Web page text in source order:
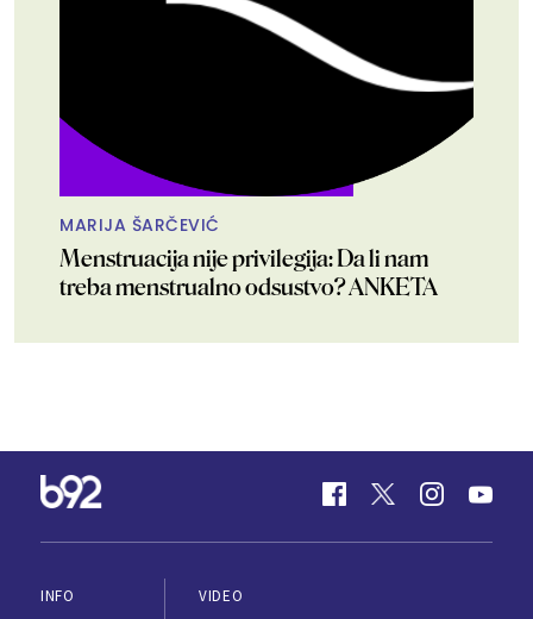
MARIJA ŠARČEVIĆ
Menstruacija nije privilegija: Da li nam
treba menstrualno odsustvo? ANKETA
INFO
VIDEO